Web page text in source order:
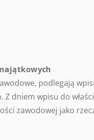
podlegają
dniem wpisu do
zawodowej jako